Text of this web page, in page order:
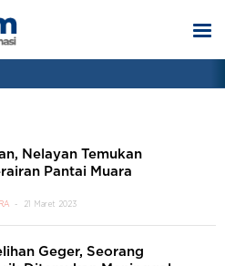
Nelayan Temukan
Pantai Muara
21 Maret 2023
Geger, Seorang